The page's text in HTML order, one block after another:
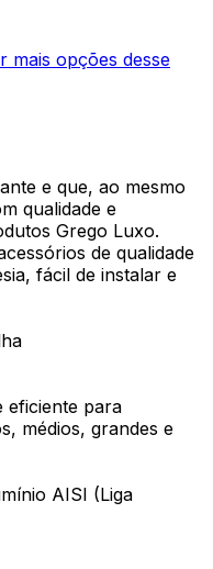
mais opções desse
e que, ao mesmo
qualidade e
Grego Luxo.
de qualidade
fácil de instalar e
eficiente para
médios, grandes e
AISI (Liga